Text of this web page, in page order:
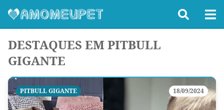
DESTAQUES EM PITBULL
GIGANTE
PITBULL GIGANTE 18/09/2024